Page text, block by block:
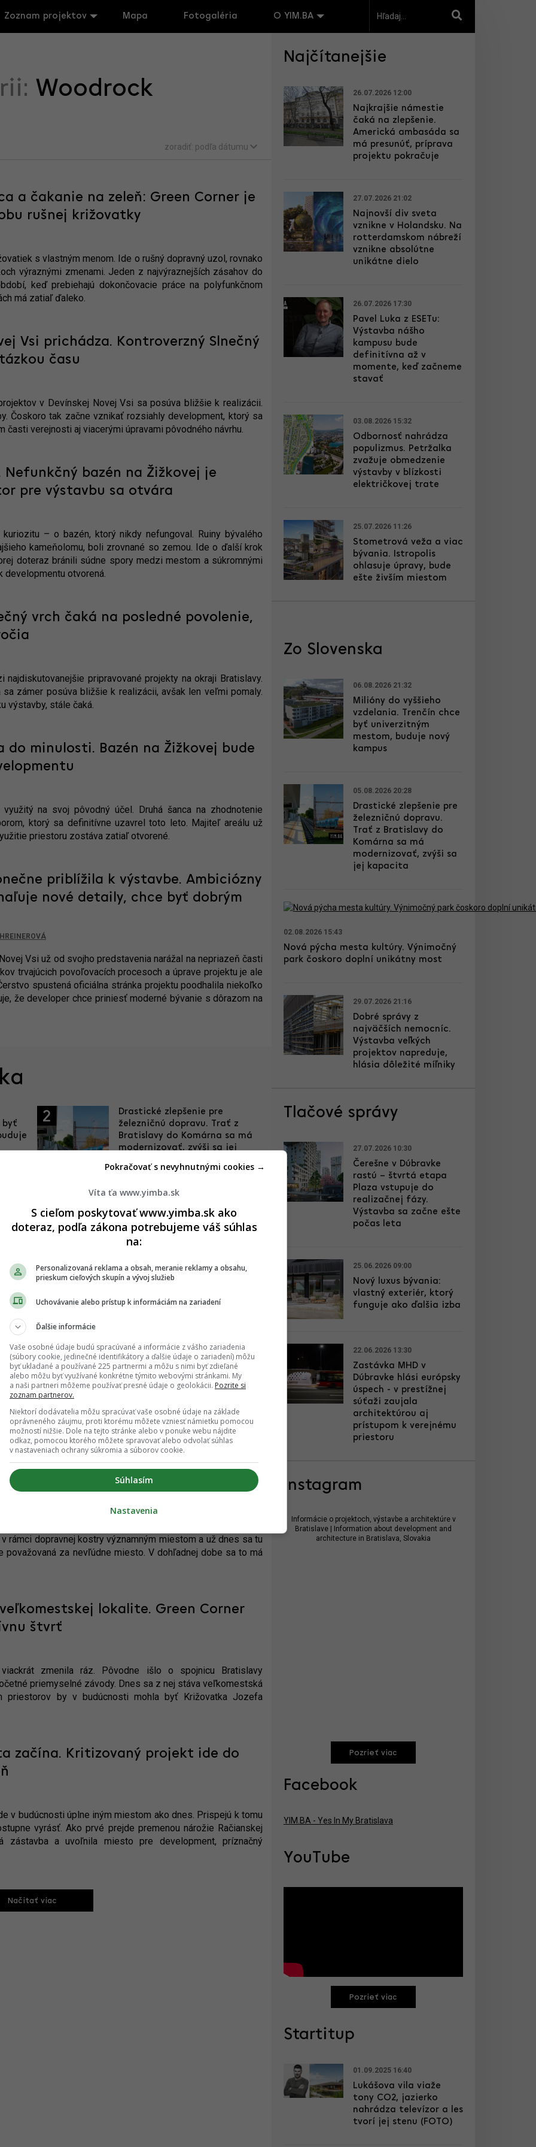
Zoznam projektov Mapa Fotogaléria O YIM.BA
Woodrock
zoradiť: podľa dátumu
a čakanie na zeleň: Green Corner je
rušnej križovatky
s vlastným menom. Ide o rušný dopravný uzol, rovnako
výraznými zmenami. Jeden z najvýraznejších zásahov do
keď prebiehajú dokončovacie práce na polyfunkčnom
má zatiaľ ďaleko.
Vsi prichádza. Kontroverzný Slnečný
času
v Devínskej Novej Vsi sa posúva bližšie k realizácii.
Čoskoro tak začne vznikať rozsiahly development, ktorý sa
verejnosti aj viacerými úpravami pôvodného návrhu.
bazén na Žižkovej je
pre výstavbu sa otvára
– o bazén, ktorý nikdy nefungoval. Ruiny bývalého
kameňolomu, boli zrovnané so zemou. Ide o ďalší krok
doteraz bránili súdne spory medzi mestom a súkromnými
developmentu otvorená.
vrch čaká na posledné povolenie,
pripravované projekty na okraji Bratislavy.
zámer posúva bližšie k realizácii, avšak len veľmi pomaly.
výstavby, stále čaká.
do minulosti. Bazén na Žižkovej bude
na svoj pôvodný účel. Druhá šanca na zhodnotenie
ktorý sa definitívne uzavrel toto leto. Majiteľ areálu už
priestoru zostáva zatiaľ otvorené.
priblížila k výstavbe. Ambiciózny
nové detaily, chce byť dobrým
Vsi už od svojho predstavenia narážal na nepriazeň časti
trvajúcich povoľovacích procesoch a úprave projektu je ale
spustená oficiálna stránka projektu poodhalila niekoľko
že developer chce priniesť moderné bývanie s dôrazom na
byť
2
Drastické zlepšenie pre
železničnú dopravu. Trať z
Bratislavy do Komárna sa má
modernizovať, zvýši sa jej
4
nemocníc. Výstavba veľkých
projektov napreduje, hlásia
dôležité míľniky
Po rokoch čakania môže zmeniť
ktoré už od svojho predstavenia čelia nesúhlasu
a po dlhých rokoch smeruje k realizácii. Od začiatku
Križovatka Jozefa Čabelku
centrom
križujú Račianska, Jarošova a Pionierska, patrí k málu
rámci dopravnej kostry významným miestom a už dnes sa tu
považovaná za nevľúdne miesto. V dohľadnej dobe sa to má
lokalite. Green Corner
štvrť
zmenila ráz. Pôvodne išlo o spojnicu Bratislavy
priemyselné závody. Dnes sa z nej stáva veľkomestská
priestorov by v budúcnosti mohla byť Križovatka Jozefa
začína. Kritizovaný projekt ide do
v budúcnosti úplne iným miestom ako dnes. Prispejú k tomu
vyrásť. Ako prvé prejde premenou nárožie Račianskej
zástavba a uvoľnila miesto pre development, príznačný
Načitať viac
Najčítanejšie
26.07.2026 12:00
Najkrajšie námestie
čaká na zlepšenie.
Americká ambasáda sa
má presunúť, príprava
projektu pokračuje
27.07.2026 21:02
Najnovší div sveta
vznikne v Holandsku. Na
rotterdamskom nábreží
vznikne absolútne
unikátne dielo
26.07.2026 17:30
Pavel Luka z ESETu:
Výstavba nášho
kampusu bude
definitívna až v
momente, keď začneme
stavať
03.08.2026 15:32
Odbornosť nahrádza
populizmus. Petržalka
zvažuje obmedzenie
výstavby v blízkosti
električkovej trate
25.07.2026 11:26
Stometrová veža a viac
bývania. Istropolis
ohlasuje úpravy, bude
ešte živším miestom
Zo Slovenska
06.08.2026 21:32
Milióny do vyššieho
vzdelania. Trenčín chce
byť univerzitným
mestom, buduje nový
kampus
05.08.2026 20:28
Drastické zlepšenie pre
železničnú dopravu.
Trať z Bratislavy do
Komárna sa má
modernizovať, zvýši sa
jej kapacita
02.08.2026 15:43
Nová pýcha mesta kultúry. Výnimočný
park čoskoro doplní unikátny most
29.07.2026 21:16
Dobré správy z
najväčších nemocníc.
Výstavba veľkých
projektov napreduje,
hlásia dôležité míľniky
Tlačové správy
27.07.2026 10:30
Čerešne v Dúbravke
rastú – štvrtá etapa
Plaza vstupuje do
realizačnej fázy.
Výstavba sa začne ešte
počas leta
25.06.2026 09:00
Nový luxus bývania:
vlastný exteriér, ktorý
funguje ako ďalšia izba
22.06.2026 13:30
Zastávka MHD v
Dúbravke hlási európsky
úspech - v prestížnej
súťaži zaujala
architektúrou aj
prístupom k verejnému
priestoru
Instagram
Informácie o projektoch, výstavbe a architektúre v
Bratislave | Information about development and
architecture in Bratislava, Slovakia
Pozrieť viac
Facebook
YIM.BA - Yes In My Bratislava
YouTube
Pozrieť viac
Startitup
01.09.2025 16:40
Lukášova vila viaže
tony CO2, jazierko
nahrádza televízor a les
tvorí jej stenu (FOTO)
Víta ťa www.yimba.sk
S cieľom poskytovať www.yimba.sk ako
doteraz, podľa zákona potrebujeme váš súhlas
na:
Personalizovaná reklama a obsah, meranie reklamy a obsahu,
prieskum cieľových skupín a vývoj služieb
Uchovávanie alebo prístup k informáciám na zariadení
Ďalšie informácie
Vaše osobné údaje budú spracúvané a informácie z vášho zariadenia
(súbory cookie, jedinečné identifikátory a ďalšie údaje o zariadení) môžu
byť ukladané a používané 225 partnermi a môžu s nimi byť zdieľané
alebo môžu byť využívané konkrétne týmito webovými stránkami. My
a naši partneri môžeme používať presné údaje o geolokácii. Pozrite si
zoznam partnerov.
Niektorí dodávatelia môžu spracúvať vaše osobné údaje na základe
oprávneného záujmu, proti ktorému môžete vzniesť námietku pomocou
možností nižšie. Dole na tejto stránke alebo v ponuke webu nájdite
odkaz, pomocou ktorého môžete spravovať alebo odvolať súhlas
v nastaveniach ochrany súkromia a súborov cookie.
Súhlasím
Pokračovať s nevyhnutnými cookies →
Nastavenia